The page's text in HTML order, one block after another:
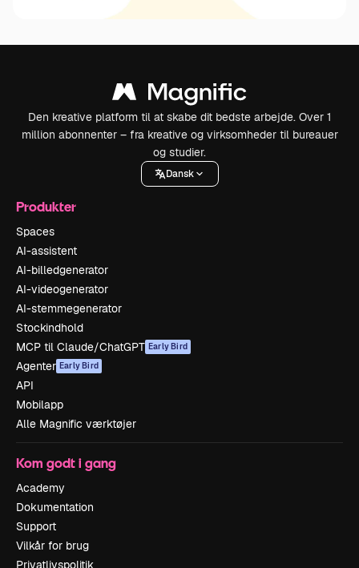
Den kreative platform til at skabe dit bedste arbejde. Over 1
million abonnenter – fra kreative og virksomheder til bureauer
og studier.
Dansk
Produkter
Spaces
AI-assistent
AI-billedgenerator
AI-videogenerator
AI-stemmegenerator
Stockindhold
MCP til Claude/ChatGPT Early Bird
Agenter Early Bird
API
Mobilapp
Alle Magnific værktøjer
Kom godt i gang
Academy
Dokumentation
Support
Vilkår for brug
Privatlivspolitik